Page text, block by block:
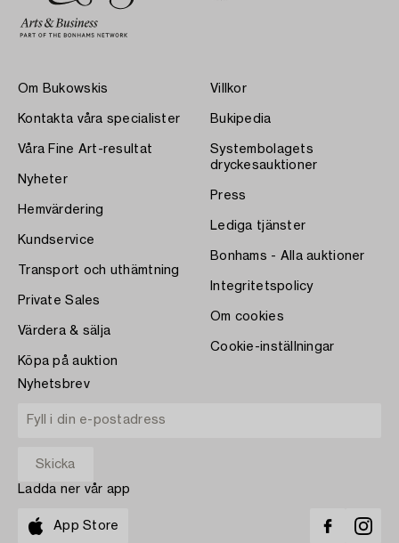
Om Bukowskis
Kontakta våra specialister
Våra Fine Art-resultat
Nyheter
Hemvärdering
Kundservice
Transport och uthämtning
Private Sales
Värdera & sälja
Köpa på auktion
Villkor
Bukipedia
Systembolagets
dryckesauktioner
Press
Lediga tjänster
Bonhams - Alla auktioner
Integritetspolicy
Om cookies
Cookie-inställningar
Nyhetsbrev
Ladda ner vår app
App Store